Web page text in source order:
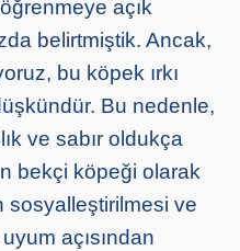
açık
belirtmiştik. Ancak,
bu köpek ırkı
Bu nedenle,
ve sabır oldukça
bekçi köpeği olarak
sosyalleştirilmesi ve
açısından